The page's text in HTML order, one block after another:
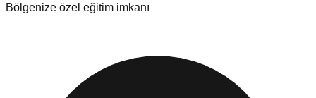
Bölgenize özel eğitim imkanı